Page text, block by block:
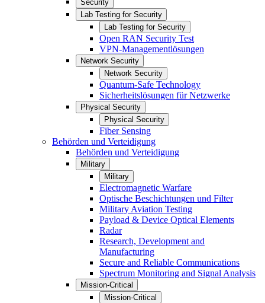
Security
Lab Testing for Security
Lab Testing for Security
Open RAN Security Test
VPN-Managementlösungen
Network Security
Network Security
Quantum-Safe Technology
Sicherheitslösungen für Netzwerke
Physical Security
Physical Security
Fiber Sensing
Behörden und Verteidigung
Behörden und Verteidigung
Military
Military
Electromagnetic Warfare
Optische Beschichtungen und Filter
Military Aviation Testing
Payload & Device Optical Elements
Radar
Research, Development and
Manufacturing
Secure and Reliable Communications
Spectrum Monitoring and Signal Analysis
Mission-Critical
Mission-Critical